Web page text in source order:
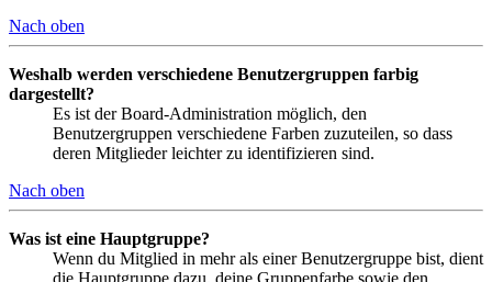
Nach oben
Weshalb werden verschiedene Benutzergruppen farbig
dargestellt?
Es ist der Board-Administration möglich, den
Benutzergruppen verschiedene Farben zuzuteilen, so dass
deren Mitglieder leichter zu identifizieren sind.
Nach oben
Was ist eine Hauptgruppe?
Wenn du Mitglied in mehr als einer Benutzergruppe bist, dient